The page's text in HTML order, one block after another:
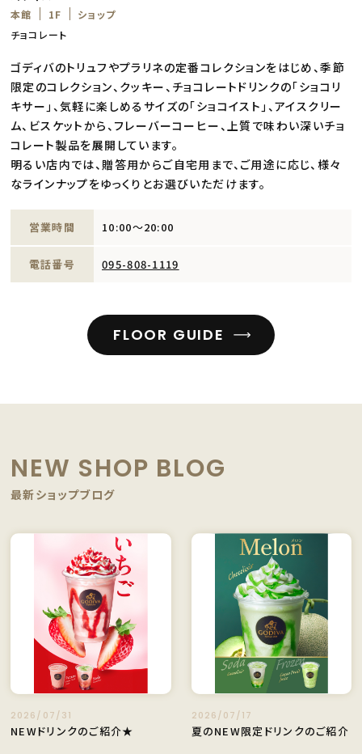
本館 1F
ショップ
チョコレート
ゴディバのトリュフやプラリネの定番コレクションをはじめ、季節
限定のコレクション、クッキー、チョコレートドリンクの｢ショコリ
キサー｣、気軽に楽しめるサイズの｢ショコイスト｣、アイスクリー
ム、ビスケットから、フレーバーコーヒー、上質で味わい深いチョ
コレート製品を展開しています。
明るい店内では、贈答用からご自宅用まで、ご用途に応じ、様々
なラインナップをゆっくりとお選びいただけます。
営業時間 10:00～20:00
電話番号 095-808-1119
FLOOR GUIDE
NEW SHOP BLOG
最新ショップブログ
2026/07/31
NEWドリンクのご紹介★
2026/07/17
夏のNEW限定ドリンクのご紹介